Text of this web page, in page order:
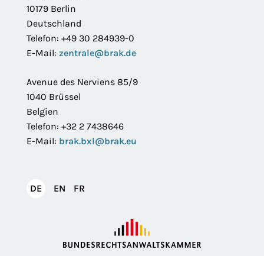
10179 Berlin
Deutschland
Telefon: +49 30 284939-0
E-Mail: zentrale@brak.de
Avenue des Nerviens 85/9
1040 Brüssel
Belgien
Telefon: +32 2 7438646
E-Mail: brak.bxl@brak.eu
DEDeutsch
EN English
FR